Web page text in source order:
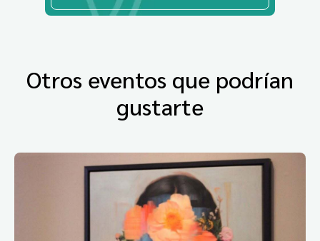
Otros eventos que podrían
gustarte